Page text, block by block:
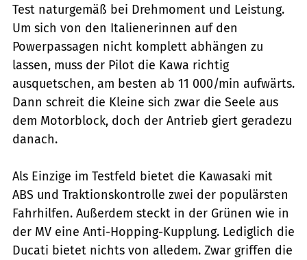
Test naturgemäß bei Drehmoment und Leistung.
Um sich von den Italienerinnen auf den
Powerpassagen nicht komplett abhängen zu
lassen, muss der Pilot die Kawa richtig
ausquetschen, am besten ab 11 000/min aufwärts.
Dann schreit die Kleine sich zwar die Seele aus
dem Motorblock, doch der Antrieb giert geradezu
danach.
Als Einzige im Testfeld bietet die Kawasaki mit
ABS und Traktionskontrolle zwei der populärsten
Fahrhilfen. Außerdem steckt in der Grünen wie in
der MV eine Anti-Hopping-Kupplung. Lediglich die
Ducati bietet nichts von alledem. Zwar griffen die